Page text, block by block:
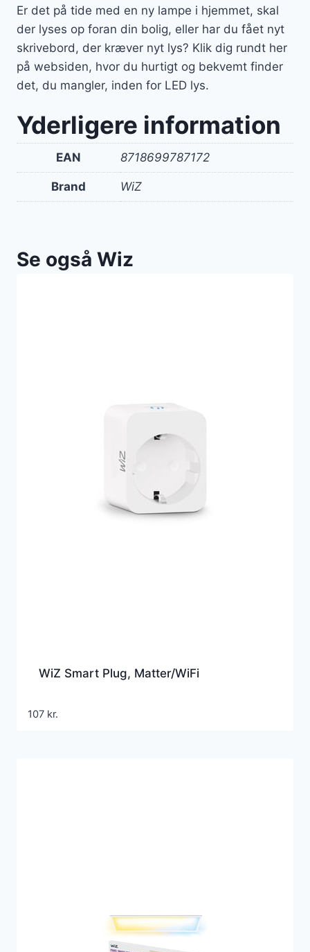
Er det på tide med en ny lampe i hjemmet, skal
der lyses op foran din bolig, eller har du fået nyt
skrivebord, der kræver nyt lys? Klik dig rundt her
på websiden, hvor du hurtigt og bekvemt finder
det, du mangler, inden for LED lys.
Yderligere information
EAN 8718699787172
Brand WiZ
Se også Wiz
WiZ Smart Plug, Matter/WiFi
107 kr.